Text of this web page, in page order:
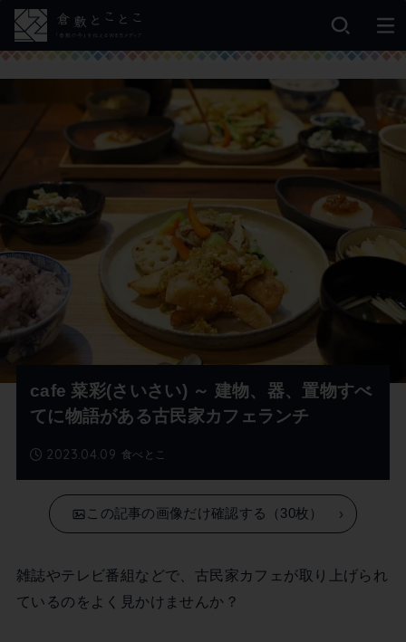
食べとこ
2023.04.09
cafe 菜彩(さいさい) ～ 建物、器、置物すべ
てに物語がある古民家カフェランチ
この記事の画像だけ確認する（30枚）
雑誌やテレビ番組などで、古民家カフェが取り上げられ
ているのをよく見かけませんか？